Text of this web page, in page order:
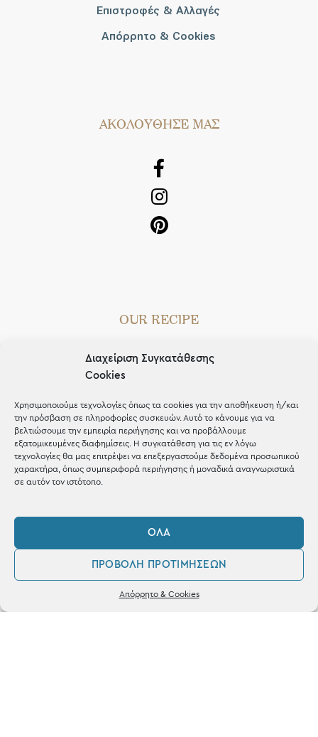
Διαχείριση Συγκατάθεσης
Cookies
Χρησιμοποιούμε τεχνολογίες όπως τα cookies για την αποθήκευση ή/και
την πρόσβαση σε πληροφορίες συσκευών. Αυτό το κάνουμε για να
βελτιώσουμε την εμπειρία περιήγησης και να προβάλλουμε
εξατομικευμένες διαφημίσεις. Η συγκατάθεση για τις εν λόγω
τεχνολογίες θα μας επιτρέψει να επεξεργαστούμε δεδομένα προσωπικού
χαρακτήρα, όπως συμπεριφορά περιήγησης ή μοναδικά αναγνωριστικά
σε αυτόν τον ιστότοπο.
ΌΛΑ
ΠΡΟΒΟΛΉ ΠΡΟΤΙΜΉΣΕΩΝ
Απόρρητο & Cookies
Επιστροφές & Αλλαγές
Απόρρητο & Cookies
AΚΟΛΟΥΘΗΣΕ ΜΑΣ
OUR RECIPE
Blog
Shop the look
ΚΑΤΑΣΤΗΜΑ
Σταθά 17, 38221 Βόλος
2421 217300
Δευ / Τετ / Σαβ: 09:00 - 15:00
0